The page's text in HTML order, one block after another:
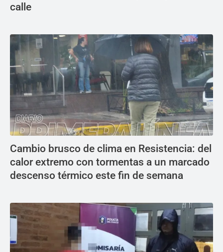
calle
Cambio brusco de clima en Resistencia: del
calor extremo con tormentas a un marcado
descenso térmico este fin de semana